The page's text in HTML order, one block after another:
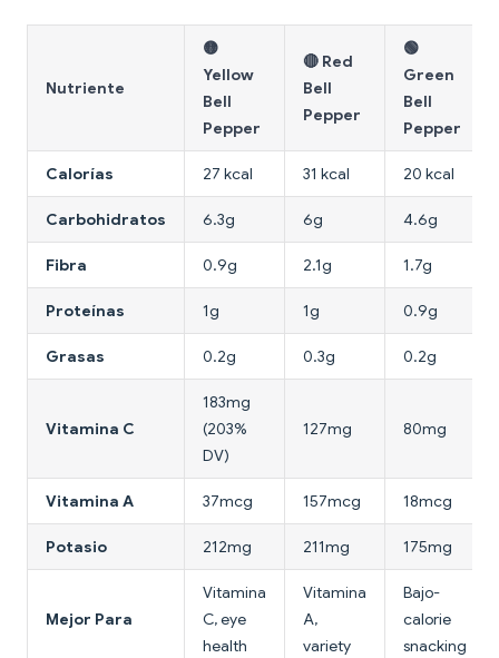
Nutriente
🟡
Yellow
Bell
Pepper
🔴 Red
Bell
Pepper
🟢
Green
Bell
Pepper
Calorías 27 kcal 31 kcal 20 kcal
Carbohidratos 6.3g 6g 4.6g
Fibra 0.9g 2.1g 1.7g
Proteínas 1g 1g 0.9g
Grasas 0.2g 0.3g 0.2g
Vitamina C
183mg
(203%
DV)
127mg 80mg
Vitamina A 37mcg 157mcg 18mcg
Potasio 212mg 211mg 175mg
Mejor Para
Vitamina
C, eye
health
Vitamina
A,
variety
Bajo-
calorie
snacking